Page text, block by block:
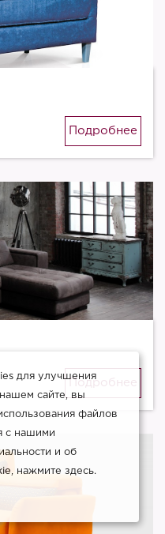
Подробнее
Подробнее
для улучшения
сайте, вы
файлов
с нашими
и об
нажмите здесь.